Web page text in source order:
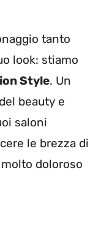
tanto
look: stiamo
Style. Un
beauty e
saloni
le brezza di
doloroso